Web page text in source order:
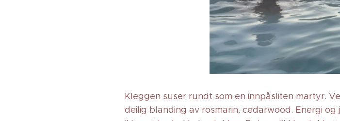
Kleggen suser rundt som en innpåsliten martyr.
deilig blanding av rosmarin, cedarwood. Energi